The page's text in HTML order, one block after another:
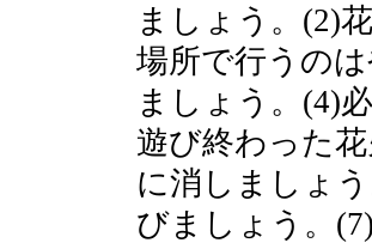
ましょう。(2)
場所で行うの
ましょう。(4)
遊び終わった
に消しましょ
びましょう。